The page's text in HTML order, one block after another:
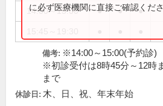
14:00～15:00 ● ● ●
に必ず医療機関に直接ご確認くださ
備考: ※14:00～15:00(予約診)
※初診受付は8時45分～12時
まで
休診日: 木、日、祝、年末年始